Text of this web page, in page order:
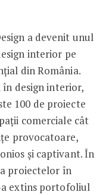
a devenit unul
interior pe
din România.
în design interior,
100 de proiecte
comerciale cât
provocatoare,
și captivant. În
proiectelor în
a extins portofoliul